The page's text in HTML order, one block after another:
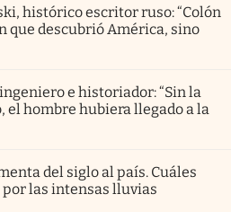
histórico escritor ruso: “Colón
que descubrió América, sino
e historiador: “Sin la
hombre hubiera llegado a la
del siglo al país. Cuáles
por las intensas lluvias